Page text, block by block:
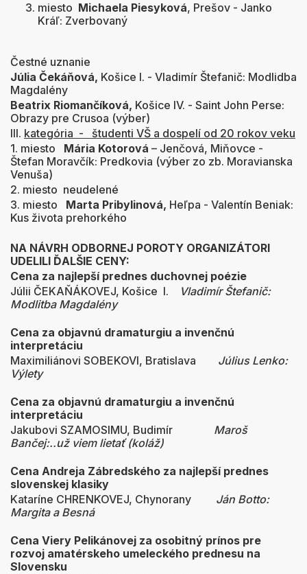
miesto Michaela Piesyková, Prešov - Janko
Kráľ: Zverbovaný
Čestné uznanie
Júlia Čekáňová, Košice I. - Vladimír Štefanič: Modlidba
Magdalény
Beatrix Riomančíková, Košice IV. - Saint John Perse:
Obrazy pre Crusoa (výber)
III. kategória - študenti VŠ a dospelí od 20 rokov veku
1. miesto Mária Kotorová – Jenčová, Miňovce -
Štefan Moravčík: Predkovia (výber zo zb. Moravianska
Venuša)
2. miesto neudelené
3. miesto Marta Pribylinová, Heľpa - Valentín Beniak:
Kus života prehorkého
NA NÁVRH ODBORNEJ POROTY ORGANIZÁTORI
UDELILI ĎALŠIE CENY:
Cena za najlepší prednes duchovnej poézie
Júlii ČEKAŇÁKOVEJ, Košice I.
Vladimír Štefanič:
Modlitba Magdalény
Cena za objavnú dramaturgiu a invenčnú
interpretáciu
Maximiliánovi SOBEKOVI, Bratislava Július Lenko:
Výlety
Cena za objavnú dramaturgiu a invenčnú
interpretáciu
Jakubovi SZAMOSIMU, Budimír Maroš
Bančej:..už viem lietať (koláž)
Cena Andreja Zábredského za najlepší prednes
slovenskej klasiky
Kataríne CHRENKOVEJ, Chynorany Ján Botto:
Margita a Besná
Cena Viery Pelikánovej za osobitný prínos pre
rozvoj amatérskeho umeleckého prednesu na
Slovensku